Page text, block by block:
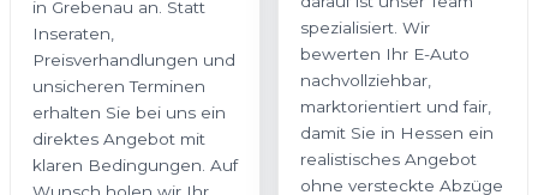
in Grebenau an. Statt
Inseraten,
Preisverhandlungen und
unsicheren Terminen
erhalten Sie bei uns ein
direktes Angebot mit
klaren Bedingungen. Auf
spezialisiert. Wir
bewerten Ihr E-Auto
nachvollziehbar,
marktorientiert und fair,
damit Sie in Hessen ein
realistisches Angebot
ohne versteckte Abzüge